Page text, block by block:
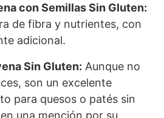
con Semillas Sin Gluten:
de fibra y nutrientes, con
adicional.
Sin Gluten: Aunque no
son un excelente
para quesos o patés sin
una mención por su